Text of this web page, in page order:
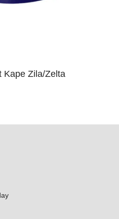
Kape Zila/Zelta